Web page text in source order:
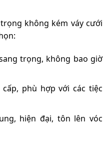
không kém váy cưới
trọng, không bao giờ
phù hợp với các tiệc
hiện đại, tôn lên vóc